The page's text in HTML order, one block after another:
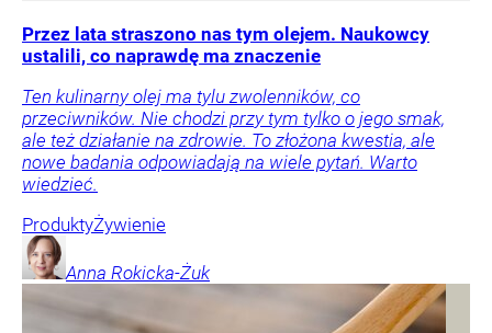
Przez lata straszono nas tym olejem. Naukowcy
ustalili, co naprawdę ma znaczenie
Ten kulinarny olej ma tylu zwolenników, co
przeciwników. Nie chodzi przy tym tylko o jego smak,
ale też działanie na zdrowie. To złożona kwestia, ale
nowe badania odpowiadają na wiele pytań. Warto
wiedzieć.
ProduktyŻywienie
Anna Rokicka-Żuk